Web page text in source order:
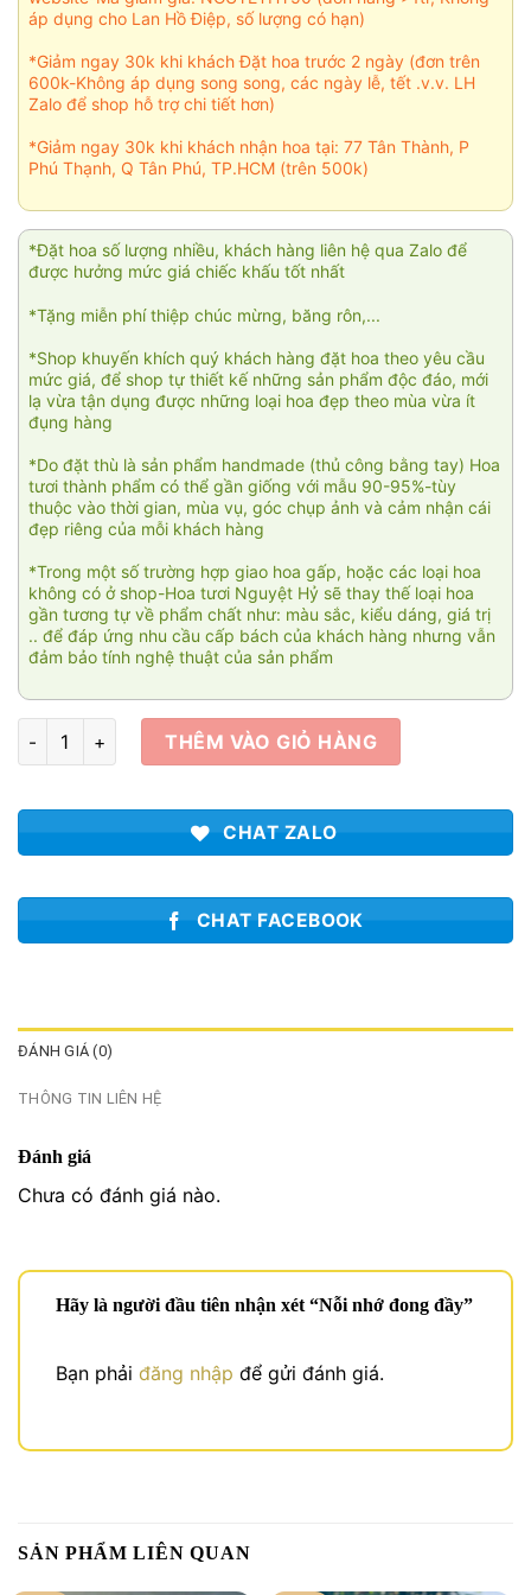
áp dụng cho Lan Hồ Điệp, số lượng có hạn)
*Giảm ngay 30k khi khách Đặt hoa trước 2 ngày (đơn trên
600k-Không áp dụng song song, các ngày lễ, tết .v.v. LH
Zalo để shop hỗ trợ chi tiết hơn)
*Giảm ngay 30k khi khách nhận hoa tại: 77 Tân Thành, P
Phú Thạnh, Q Tân Phú, TP.HCM (trên 500k)
*Đặt hoa số lượng nhiều, khách hàng liên hệ qua Zalo để
được hưởng mức giá chiếc khấu tốt nhất
*Tặng miễn phí thiệp chúc mừng, băng rôn,...
*Shop khuyến khích quý khách hàng đặt hoa theo yêu cầu
mức giá, để shop tự thiết kế những sản phẩm độc đáo, mới
lạ vừa tận dụng được những loại hoa đẹp theo mùa vừa ít
đụng hàng
*Do đặt thù là sản phẩm handmade (thủ công bằng tay) Hoa
tươi thành phẩm có thể gần giống với mẫu 90-95%-tùy
thuộc vào thời gian, mùa vụ, góc chụp ảnh và cảm nhận cái
đẹp riêng của mỗi khách hàng
*Trong một số trường hợp giao hoa gấp, hoặc các loại hoa
không có ở shop-Hoa tươi Nguyệt Hỷ sẽ thay thế loại hoa
gần tương tự về phẩm chất như: màu sắc, kiểu dáng, giá trị
.. để đáp ứng nhu cầu cấp bách của khách hàng nhưng vẫn
đảm bảo tính nghệ thuật của sản phẩm
Nỗi nhớ đong đầy số lượngTHÊM VÀO GIỎ HÀNG
CHAT ZALO
CHAT FACEBOOK
ĐÁNH GIÁ (0)
THÔNG TIN LIÊN HỆ
Đánh giá
Chưa có đánh giá nào.
Hãy là người đầu tiên nhận xét “Nỗi nhớ đong đầy”
Bạn phải đăng nhập để gửi đánh giá.
SẢN PHẨM LIÊN QUAN